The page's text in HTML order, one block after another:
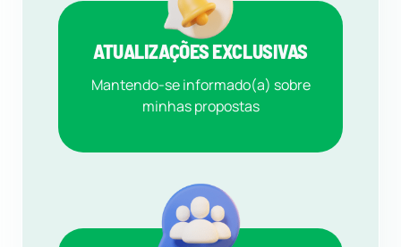
ATUALIZAÇÕES EXCLUSIVAS
Mantendo-se informado(a) sobre
minhas propostas